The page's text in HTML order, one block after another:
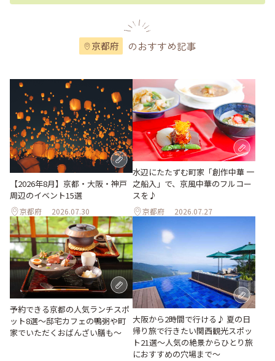
京都府 のおすすめ記事
【2026年8月】京都・大阪・神戸
周辺のイベント15選
京都府 2026.07.30
水辺にたたずむ町家「創作中華 一
之船入」で、京風中華のフルコー
スを♪
京都府 2026.07.27
予約できる京都の人気ランチスポ
ット8選～邸宅カフェの鴨粥や町
家でいただくおばんざい膳も～
大阪から2時間で行ける♪ 夏の日
帰り旅で行きたい関西観光スポッ
ト21選～人気の絶景からひとり旅
におすすめの穴場まで～